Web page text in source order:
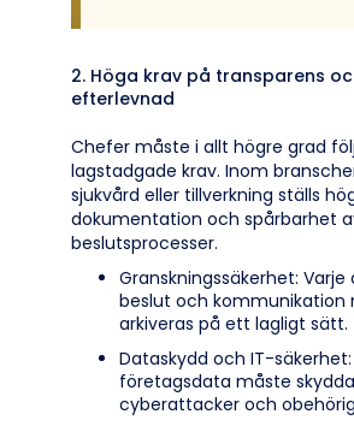
2. Höga krav på transparens
efterlevnad
Chefer måste i allt högre grad
lagstadgade krav. Inom
sjukvård eller tillverkning ställs
dokumentation och spårbarhet
beslutsprocesser.
Granskningssäkerhet:
beslut och kommunikation
arkiveras på ett lagligt sätt.
Dataskydd och IT-säkerhet:
företagsdata måste
cyberattacker och